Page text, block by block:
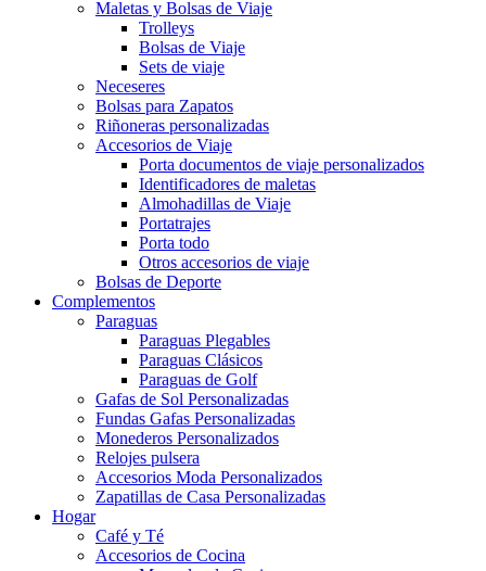
Maletas y Bolsas de Viaje
Trolleys
Bolsas de Viaje
Sets de viaje
Neceseres
Bolsas para Zapatos
Riñoneras personalizadas
Accesorios de Viaje
Porta documentos de viaje personalizados
Identificadores de maletas
Almohadillas de Viaje
Portatrajes
Porta todo
Otros accesorios de viaje
Bolsas de Deporte
Complementos
Paraguas
Paraguas Plegables
Paraguas Clásicos
Paraguas de Golf
Gafas de Sol Personalizadas
Fundas Gafas Personalizadas
Monederos Personalizados
Relojes pulsera
Accesorios Moda Personalizados
Zapatillas de Casa Personalizadas
Hogar
Café y Té
Accesorios de Cocina